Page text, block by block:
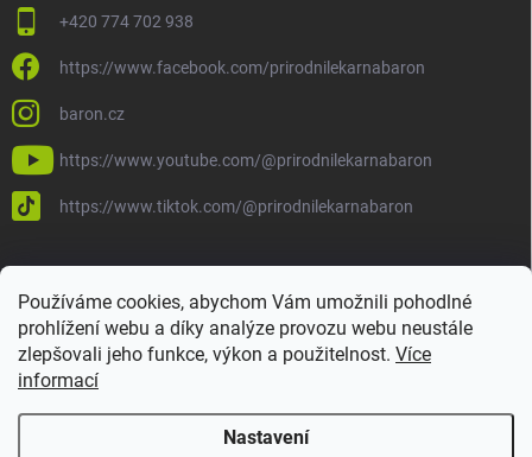
Používáme cookies, abychom Vám umožnili pohodlné
prohlížení webu a díky analýze provozu webu neustále
zlepšovali jeho funkce, výkon a použitelnost. Více
informací
Nastavení
+420 774 702 938
https://www.facebook.com/prirodnilekarnabaron
baron.cz
https://www.youtube.com/@prirodnilekarnabaron
https://www.tiktok.com/@prirodnilekarnabaron
. Všechna práva vyhrazena.